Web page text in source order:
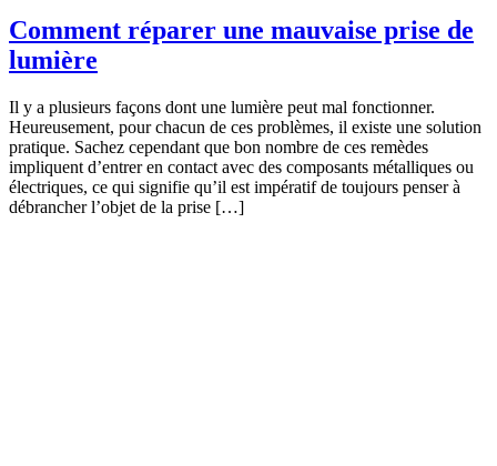
Comment réparer une mauvaise prise de
lumière
Il y a plusieurs façons dont une lumière peut mal fonctionner.
Heureusement, pour chacun de ces problèmes, il existe une solution
pratique. Sachez cependant que bon nombre de ces remèdes
impliquent d’entrer en contact avec des composants métalliques ou
électriques, ce qui signifie qu’il est impératif de toujours penser à
débrancher l’objet de la prise […]